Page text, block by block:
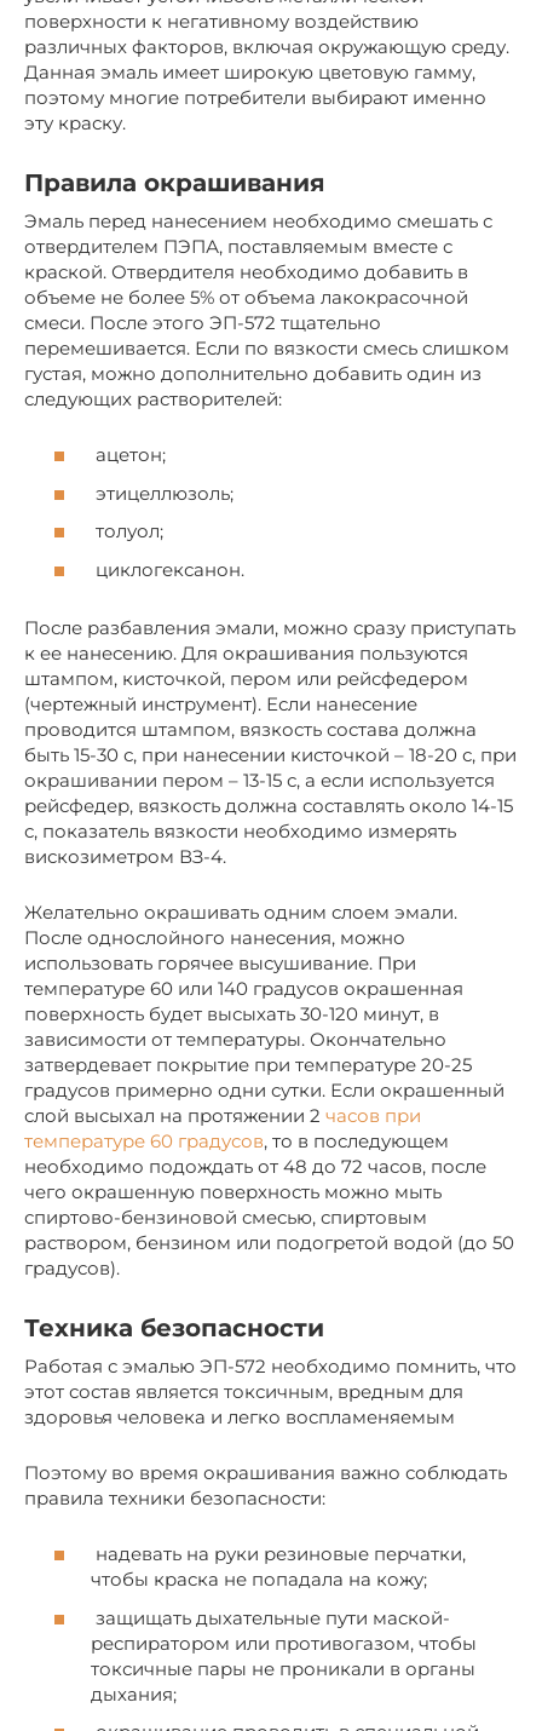
поверхности к негативному воздействию
различных факторов, включая окружающую среду.
Данная эмаль имеет широкую цветовую гамму,
поэтому многие потребители выбирают именно
эту краску.
Правила окрашивания
Эмаль перед нанесением необходимо смешать с
отвердителем ПЭПА, поставляемым вместе с
краской. Отвердителя необходимо добавить в
объеме не более 5% от объема лакокрасочной
смеси. После этого ЭП-572 тщательно
перемешивается. Если по вязкости смесь слишком
густая, можно дополнительно добавить один из
следующих растворителей:
ацетон;
этицеллюзоль;
толуол;
циклогексанон.
После разбавления эмали, можно сразу приступать
к ее нанесению. Для окрашивания пользуются
штампом, кисточкой, пером или рейсфедером
(чертежный инструмент). Если нанесение
проводится штампом, вязкость состава должна
быть 15-30 с, при нанесении кисточкой – 18-20 с, при
окрашивании пером – 13-15 с, а если используется
рейсфедер, вязкость должна составлять около 14-15
с, показатель вязкости необходимо измерять
вискозиметром ВЗ-4.
Желательно окрашивать одним слоем эмали.
После однослойного нанесения, можно
использовать горячее высушивание. При
температуре 60 или 140 градусов окрашенная
поверхность будет высыхать 30-120 минут, в
зависимости от температуры. Окончательно
затвердевает покрытие при температуре 20-25
градусов примерно одни сутки. Если окрашенный
слой высыхал на протяжении 2 часов при
температуре 60 градусов, то в последующем
необходимо подождать от 48 до 72 часов, после
чего окрашенную поверхность можно мыть
спиртово-бензиновой смесью, спиртовым
раствором, бензином или подогретой водой (до 50
градусов).
Техника безопасности
Работая с эмалью ЭП-572 необходимо помнить, что
этот состав является токсичным, вредным для
здоровья человека и легко воспламеняемым
Поэтому во время окрашивания важно соблюдать
правила техники безопасности:
надевать на руки резиновые перчатки,
чтобы краска не попадала на кожу;
защищать дыхательные пути маской-
респиратором или противогазом, чтобы
токсичные пары не проникали в органы
дыхания;